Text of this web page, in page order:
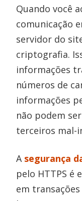
Quando você
comunicação
servidor do
criptografia.
informações
números de
informações
não podem
terceiros mal-
A segurança
pelo HTTPS é
em